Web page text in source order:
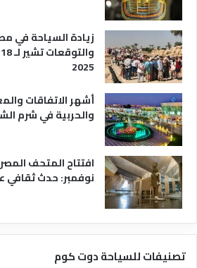
2025
أشهر الاتفاقات
والحربية في شرم
افتتاح المتحف
نوفمبر: حدث ثقافي
تصنيفات للسياحة دوت كوم